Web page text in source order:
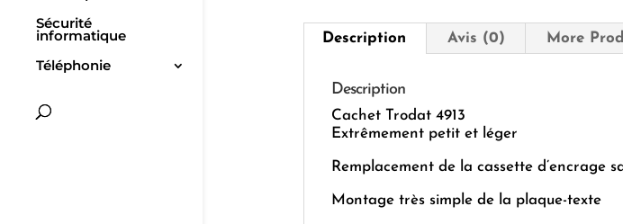
Sécurité
informatique
Téléphonie
Description Avis (0) More
Description
Cachet Trodat 4913
Extrêmement petit et léger
Remplacement de la cassette d’encrage
Montage très simple de la plaque-texte